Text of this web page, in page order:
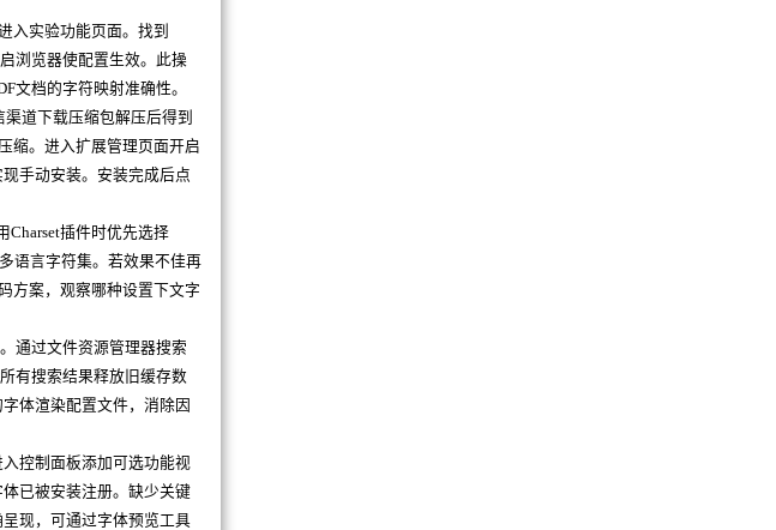
入实验功能页面。找到
浏览器使配置生效。此操
文档的字符映射准确性。
道下载压缩包解压后得到
缩。进入扩展管理页面开启
手动安装。安装完成后点
Charset插件时优先选择
语言字符集。若效果不佳再
方案，观察哪种设置下文字
通过文件资源管理器搜索
有搜索结果释放旧缓存数
体渲染配置文件，消除因
控制面板添加可选功能视
已被安装注册。缺少关键
现，可通过字体预览工具